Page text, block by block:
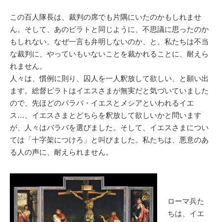
この百人隊長は、裁判の席でも片隅にいたのかもしれませ
ん。そして、あのピラトと同じように、不思議に思ったのか
もしれない。なぜ一言も弁明しないのか、と。私たちは不当
な裁判に、やっていもいないことを裁かれることに、耐えら
れません。
人々は、慣例に則り、囚人を一人釈放して欲しい、と願い出
ます。総督ピラトはイエスさまが無実だと気づいていました
ので、先ほどのバラバ・イエスとメシアといわれるイエ
ス…、イエスさまとどちらを釈放して欲しいかと問います
が、人々はバラバを選びました。そして、イエスさまについ
ては「十字架につけろ」と叫びました。私たちは、悪意のあ
る人の声に、耐えられません。
ローマ兵た
ちは、イエ